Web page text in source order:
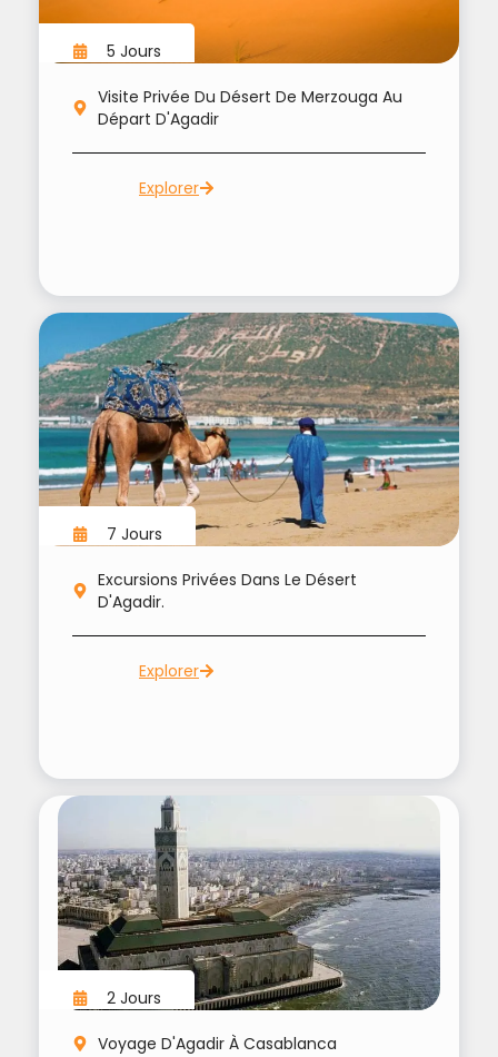
5 Jours
Visite Privée Du Désert De Merzouga Au
Départ D'Agadir
Explorer
7 Jours
Excursions Privées Dans Le Désert
D'Agadir.
Explorer
2 Jours
Voyage D'Agadir À Casablanca